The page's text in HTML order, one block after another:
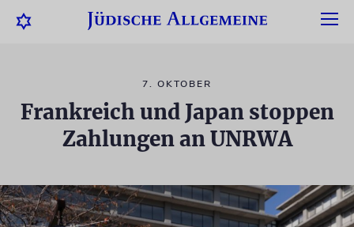
7. OKTOBER
Frankreich und Japan stoppen
Zahlungen an UNRWA